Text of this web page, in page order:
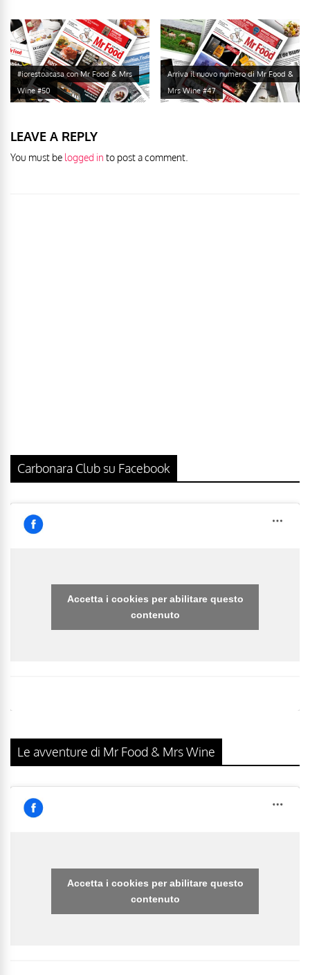
#iorestoacasa con Mr Food & Mrs
Wine #50
Arriva il nuovo numero di Mr Food &
Mrs Wine #47
LEAVE A REPLY
You must be logged in to post a comment.
Carbonara Club su Facebook
Accetta i cookies per abilitare questo
contenuto
Le avventure di Mr Food & Mrs Wine
Accetta i cookies per abilitare questo
contenuto